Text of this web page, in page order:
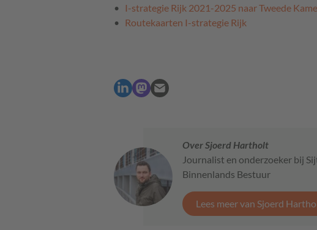
I-strategie Rijk 2021-2025 naar Tweede
Routekaarten I-strategie Rijk
Over Sjoerd Hartholt
Journalist en onderzoeker bij
Binnenlands Bestuur
Lees meer van Sjoerd